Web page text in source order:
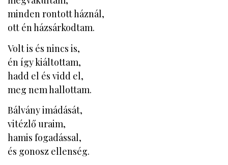
minden rontott háznál,
ott én házsárkodtam.
Volt is és nincs is,
én így kiáltottam,
hadd el és vidd el,
meg nem hallottam.
Bálvány imádását,
vitézlő uraim,
hamis fogadással,
és gonosz ellenség.